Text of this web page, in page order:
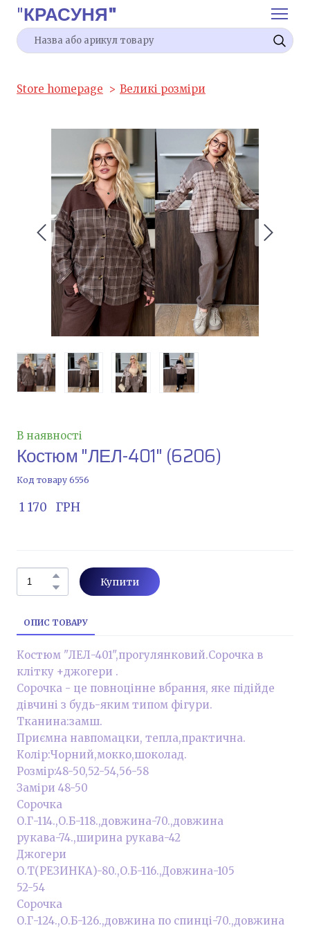
"КРАСУНЯ"
Store homepage Великі розміри
В наявності
Костюм "ЛЕЛ-401" (6206)
Код товару 6556
1 170   ГРН
Купити
ОПИС ТОВАРУ
Костюм "ЛЕЛ-401",прогулянковий.Сорочка в
клітку +джогери .
Сорочка - це повноцінне вбрання, яке підійде
дівчині з будь-яким типом фігури.
Тканина:замш.
Приємна навпомацки, тепла,практична.
Колір:Чорний,мокко,шоколад.
Розмір:48-50,52-54,56-58
Заміри 48-50
Сорочка
О.Г-114.,О.Б-118.,довжина-70.,довжина
рукава-74.,ширина рукава-42
Джогери
О.Т(РЕЗИНКА)-80.,О.Б-116.,Довжина-105
52-54
Сорочка
О.Г-124.,О.Б-126.,довжина по спинці-70.,довжина